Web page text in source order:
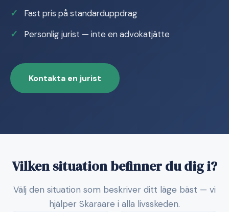
Fast pris på standarduppdrag
Personlig jurist — inte en advokatjätte
Kontakta en jurist
Vilken situation befinner du dig i?
Välj den situation som beskriver ditt läge bäst — vi
hjälper Skaraare i alla livsskeden.